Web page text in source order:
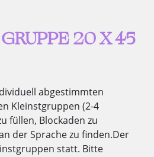
20 X 45
abgestimmten
Kleinstgruppen (2-4
füllen, Blockaden zu
der Sprache zu finden.Der
statt. Bitte